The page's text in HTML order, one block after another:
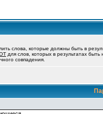
слова, которые должны быть в
для слов, которых в результатах
совпадения.